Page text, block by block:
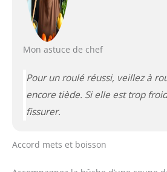
Mon astuce de chef
Pour un roulé réussi, veillez à
encore tiède. Si elle est trop
fissurer.
Accord mets et boisson